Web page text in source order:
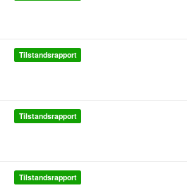
Tilstandsrapport
Tilstandsrapport
Tilstandsrapport